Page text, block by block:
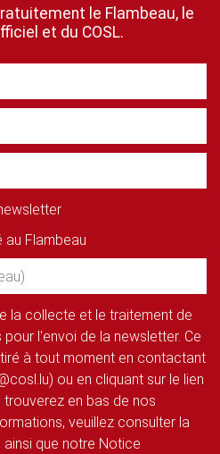
le Flambeau, le
et du COSL.
Flambeau
la collecte et le traitement de
l'envoi de la newsletter. Ce
à tout moment en contactant
ou en cliquant sur le lien
en bas de nos
veuillez consulter la
que notre Notice